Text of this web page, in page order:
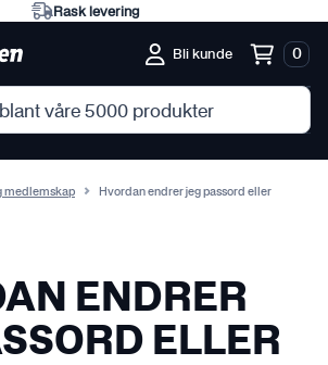
Rask levering
Bli kunde 0
medlemskap
Hvordan endrer jeg passord eller
ENDRER
ELLER